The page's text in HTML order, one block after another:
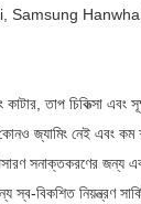
Samsung Hanwha
তাপ চিকিত্সা এবং
জ্যামিং নেই এবং কম
সনাক্তকরণের জন্য
স্ব-বিকশিত নিয়ন্ত্রণ